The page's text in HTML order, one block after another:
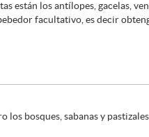
están los antílopes, gacelas,
facultativo, es decir
bosques, sabanas y